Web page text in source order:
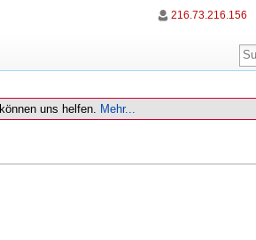
können uns helfen. Mehr...
216.73.216.156